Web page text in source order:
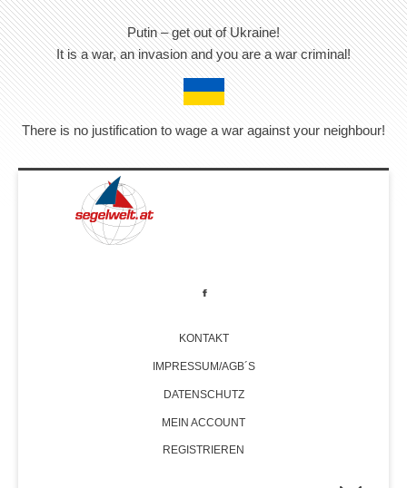
Putin – get out of Ukraine!
It is a war, an invasion and you are a war criminal!
There is no justification to wage a war against your neighbour!
KONTAKT
IMPRESSUM/AGB´S
DATENSCHUTZ
MEIN ACCOUNT
REGISTRIEREN